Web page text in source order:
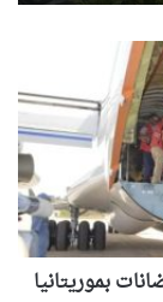
بموريتانيا